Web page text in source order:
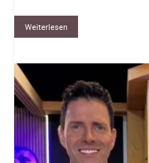
Weiterlesen